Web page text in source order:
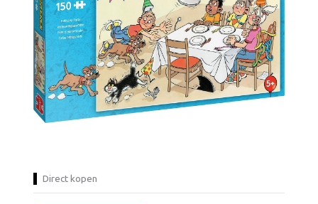
Direct kopen